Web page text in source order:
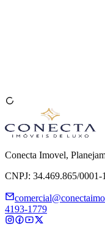
Conecta Imovel,
CNPJ: 34.469.865/
4193-1779